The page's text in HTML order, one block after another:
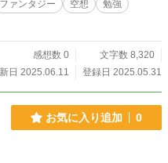
ファンタジー 空想
勉強
感想数 0
文字数 8,320
日 2025.06.11
登録日 2025.05.31
お気に入り追加 0